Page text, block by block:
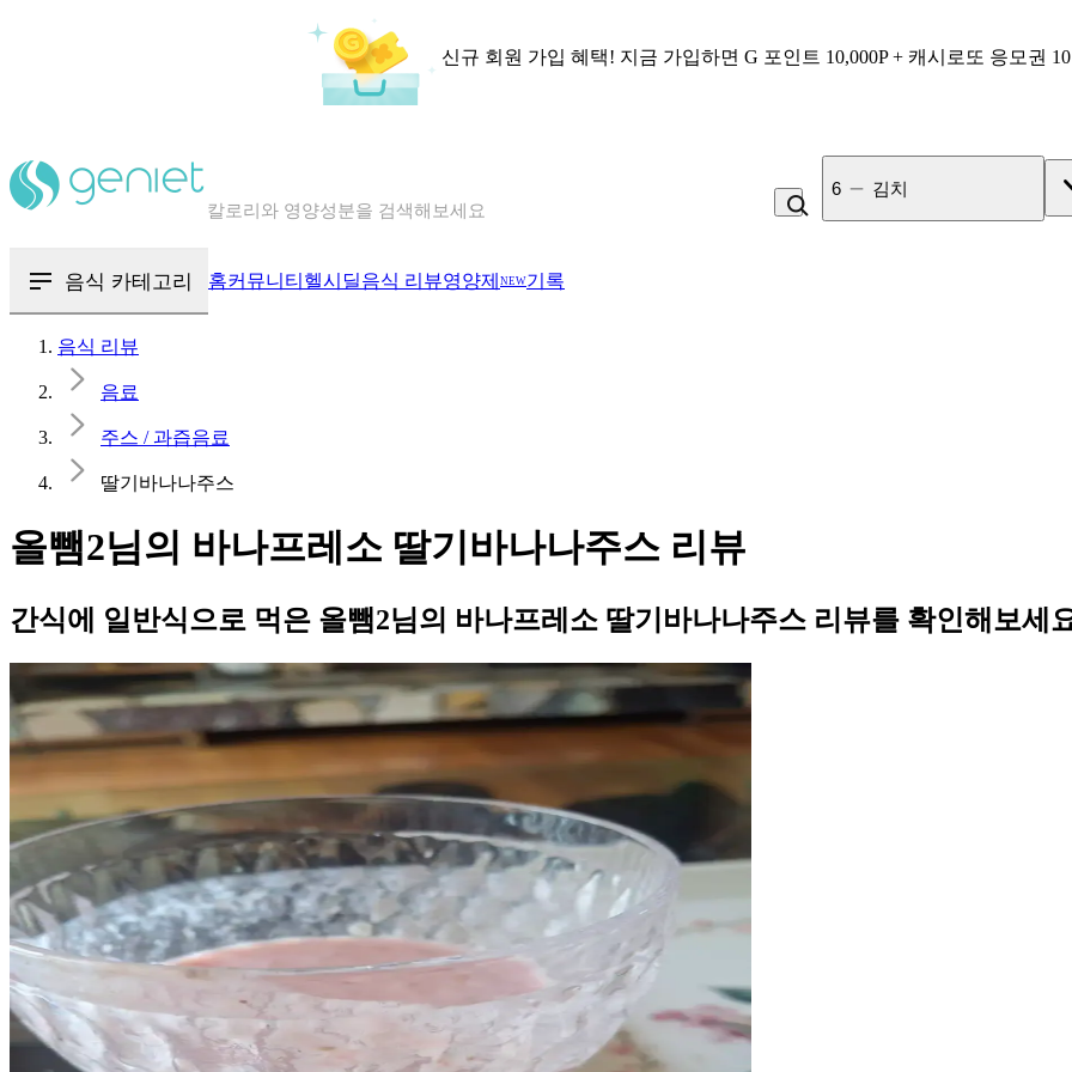
신규 회원 가입 혜택! 지금 가입하면 G 포인트 10,000P + 캐시로또 응모권
칼로리와 영양성분을 검색해보세요
7 고구마
음식 카테고리 홈커뮤니티 헬시딜음식 리뷰영양제 NEW기록
음식 리뷰
음료
주스 / 과즙음료
딸기바나나주스
올뺌2님의 바나프레소 딸기바나나주스 리뷰
간식에 일반식으로 먹은 올뺌2님의 바나프레소 딸기바나나주스 리뷰를 확인해보세